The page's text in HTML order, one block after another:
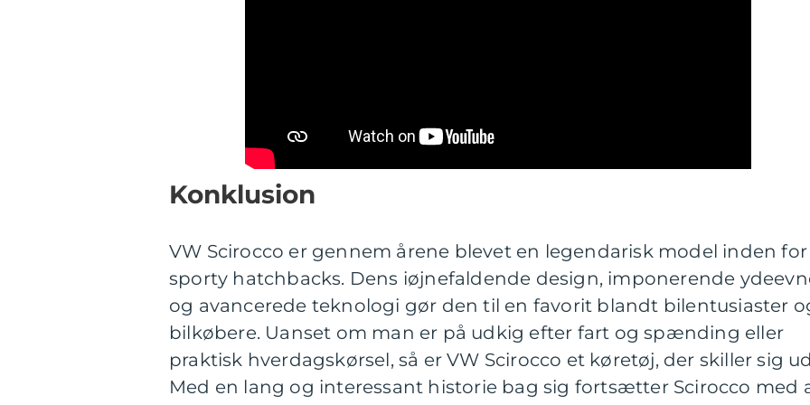
Konklusion
VW Scirocco er gennem årene blevet en legendarisk model inden for
sporty hatchbacks. Dens iøjnefaldende design, imponerende
og avancerede teknologi gør den til en favorit blandt bilentusiaster
bilkøbere. Uanset om man er på udkig efter fart og spænding eller
praktisk hverdagskørsel, så er VW Scirocco et køretøj, der skiller sig
Med en lang og interessant historie bag sig fortsætter Scirocco med